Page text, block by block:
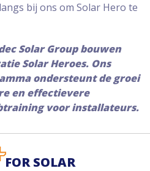
bij ons om Solar Hero te
Solar Group bouwen
Solar Heroes. Ons
ondersteunt de groei
en effectievere
voor installateurs.
FOR SOLAR